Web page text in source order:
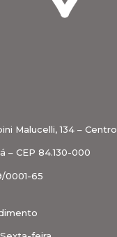
Malucelli, 134 – Centro
– CEP 84.130-000
0001-65